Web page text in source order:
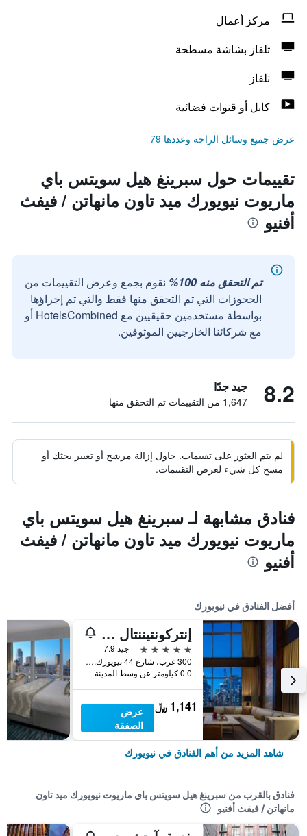
مركز أعمال
تلفاز بشاشة مسطحة
تلفاز
كابل أو قنوات فضائية
عرض جميع وسائل الراحة وعددها 79
تقييمات حول سبرينغ هيل سويتس باي
ماريوت نيويورك ميد تاون مانهاتن / فيفث
أفنيو
تم التحقق منه 100%
نقوم بجمع وعرض التقييمات من
الحجوزات التي تم التحقق منها فقط والتي تم إجراؤها
بواسطة مستخدمين حقيقيين مع HotelsCombined أو
مع شركائنا الخارجيين الموثوقين.
8.2 جيد جدًا
1,647 من التقييمات تم التحقق منها
لم يتم العثور على تقييمات. حاول إزالة مرشح أو تغيير بحثك أو
مسح كل شيء لعرض التقييمات.
فنادق مشابهة لـ سبرينغ هيل سويتس باي
ماريوت نيويورك ميد تاون مانهاتن / فيفث
أفنيو
أفضل الفنادق في نيويورك
إنتركونتيننتال نيويورك تاميز سكوير
5 نجوم
جيد 7.9
300 غرب، شارع 44 نيويورك, نيويورك, NY, الولايات المتحدة الأميريكية
0.0 كيلومتر عن وسط المدينة
1,141 ﷼
عرض
الصفقة
شاهد المزيد من أهم الفنادق في نيويورك
فنادق بالقرب من سبرينغ هيل سويتس باي ماريوت نيويورك ميد تاون
مانهاتن / فيفث أفنيو